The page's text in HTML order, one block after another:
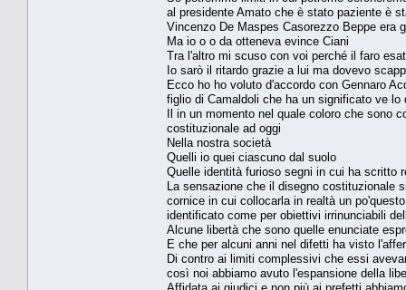
al presidente Amato che è stato paziente è
Vincenzo De Maspes Casorezzo Beppe era
Ma io o o da otteneva evince Ciani
Tra l'altro mi scuso con voi perché il faro
Io sarò il ritardo grazie a lui ma dovevo
Ecco ho ho voluto d'accordo con Gennaro
figlio di Camaldoli che ha un significato ve
Il in un momento nel quale coloro che sono
costituzionale ad oggi
Nella nostra società
Quelli io quei ciascuno dal suolo
Quelle identità furioso segni in cui ha scritto
La sensazione che il disegno costituzionale
cornice in cui collocarla in realtà un
identificato come per obiettivi irrinunciabili
Alcune libertà che sono quelle enunciate
E che per alcuni anni nel difetti ha visto
Di contro ai limiti complessivi che essi
così noi abbiamo avuto l'espansione della